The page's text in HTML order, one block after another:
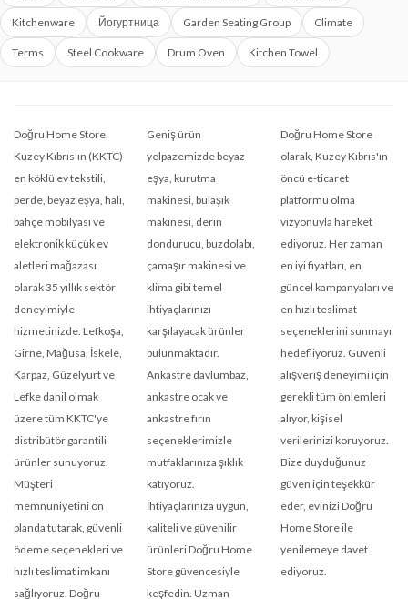
Kitchenware Йогуртница Garden Seating Group Climate
Terms Steel Cookware Drum Oven Kitchen Towel
Doğru Home Store,
Kuzey Kıbrıs'ın (KKTC)
en köklü ev tekstili,
perde, beyaz eşya, halı,
bahçe mobilyası ve
elektronik küçük ev
aletleri mağazası
olarak 35 yıllık sektör
deneyimiyle
hizmetinizde. Lefkoşa,
Girne, Mağusa, İskele,
Karpaz, Güzelyurt ve
Lefke dahil olmak
üzere tüm KKTC'ye
distribütör garantili
ürünler sunuyoruz.
Müşteri
memnuniyetini ön
planda tutarak, güvenli
ödeme seçenekleri ve
hızlı teslimat imkanı
sağlıyoruz. Doğru
Geniş ürün
yelpazemizde beyaz
eşya, kurutma
makinesi, bulaşık
makinesi, derin
dondurucu, buzdolabı,
çamaşır makinesi ve
klima gibi temel
ihtiyaçlarınızı
karşılayacak ürünler
bulunmaktadır.
Ankastre davlumbaz,
ankastre ocak ve
ankastre fırın
seçeneklerimizle
mutfaklarınıza şıklık
katıyoruz.
İhtiyaçlarınıza uygun,
kaliteli ve güvenilir
ürünleri Doğru Home
Store güvencesiyle
keşfedin. Uzman
Doğru Home Store
olarak, Kuzey Kıbrıs'ın
öncü e-ticaret
platformu olma
vizyonuyla hareket
ediyoruz. Her zaman
en iyi fiyatları, en
güncel kampanyaları ve
en hızlı teslimat
seçeneklerini sunmayı
hedefliyoruz. Güvenli
alışveriş deneyimi için
gerekli tüm önlemleri
alıyor, kişisel
verilerinizi koruyoruz.
Bize duyduğunuz
güven için teşekkür
eder, evinizi Doğru
Home Store ile
yenilemeye davet
ediyoruz.